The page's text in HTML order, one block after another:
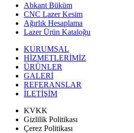
Abkant Büküm
CNC Lazer Kesim
Ağırlık Hesaplama
Lazer Ürün Kataloğu
KURUMSAL
HİZMETLERİMİZ
ÜRÜNLER
GALERİ
REFERANSLAR
İLETİŞİM
KVKK
Gizlilik Politikası
Çerez Politikası